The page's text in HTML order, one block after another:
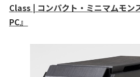
Class | コンパクト・ミニマムモン
PC』